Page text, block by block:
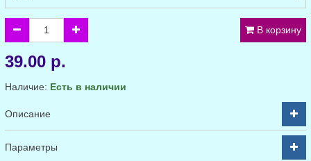
В корзину
39.00 р.
Наличие: Есть в наличии
Описание
Параметры